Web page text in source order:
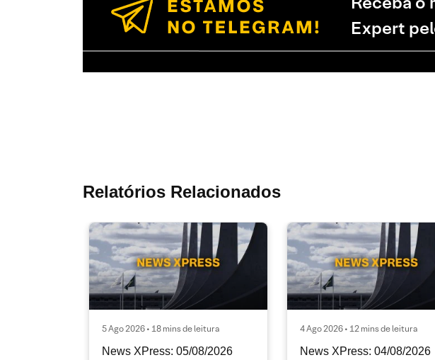
Expert
Relatórios Relacionados
5 Ago 2026 • 18 mins de leitura
News XPress: 05/08/2026
4 Ago 2026 • 12 mins de leitura
News XPress: 04/08/2026